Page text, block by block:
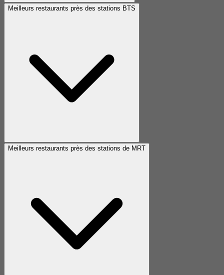
Meilleurs restaurants près des stations BTS
Meilleurs restaurants près des stations de MRT